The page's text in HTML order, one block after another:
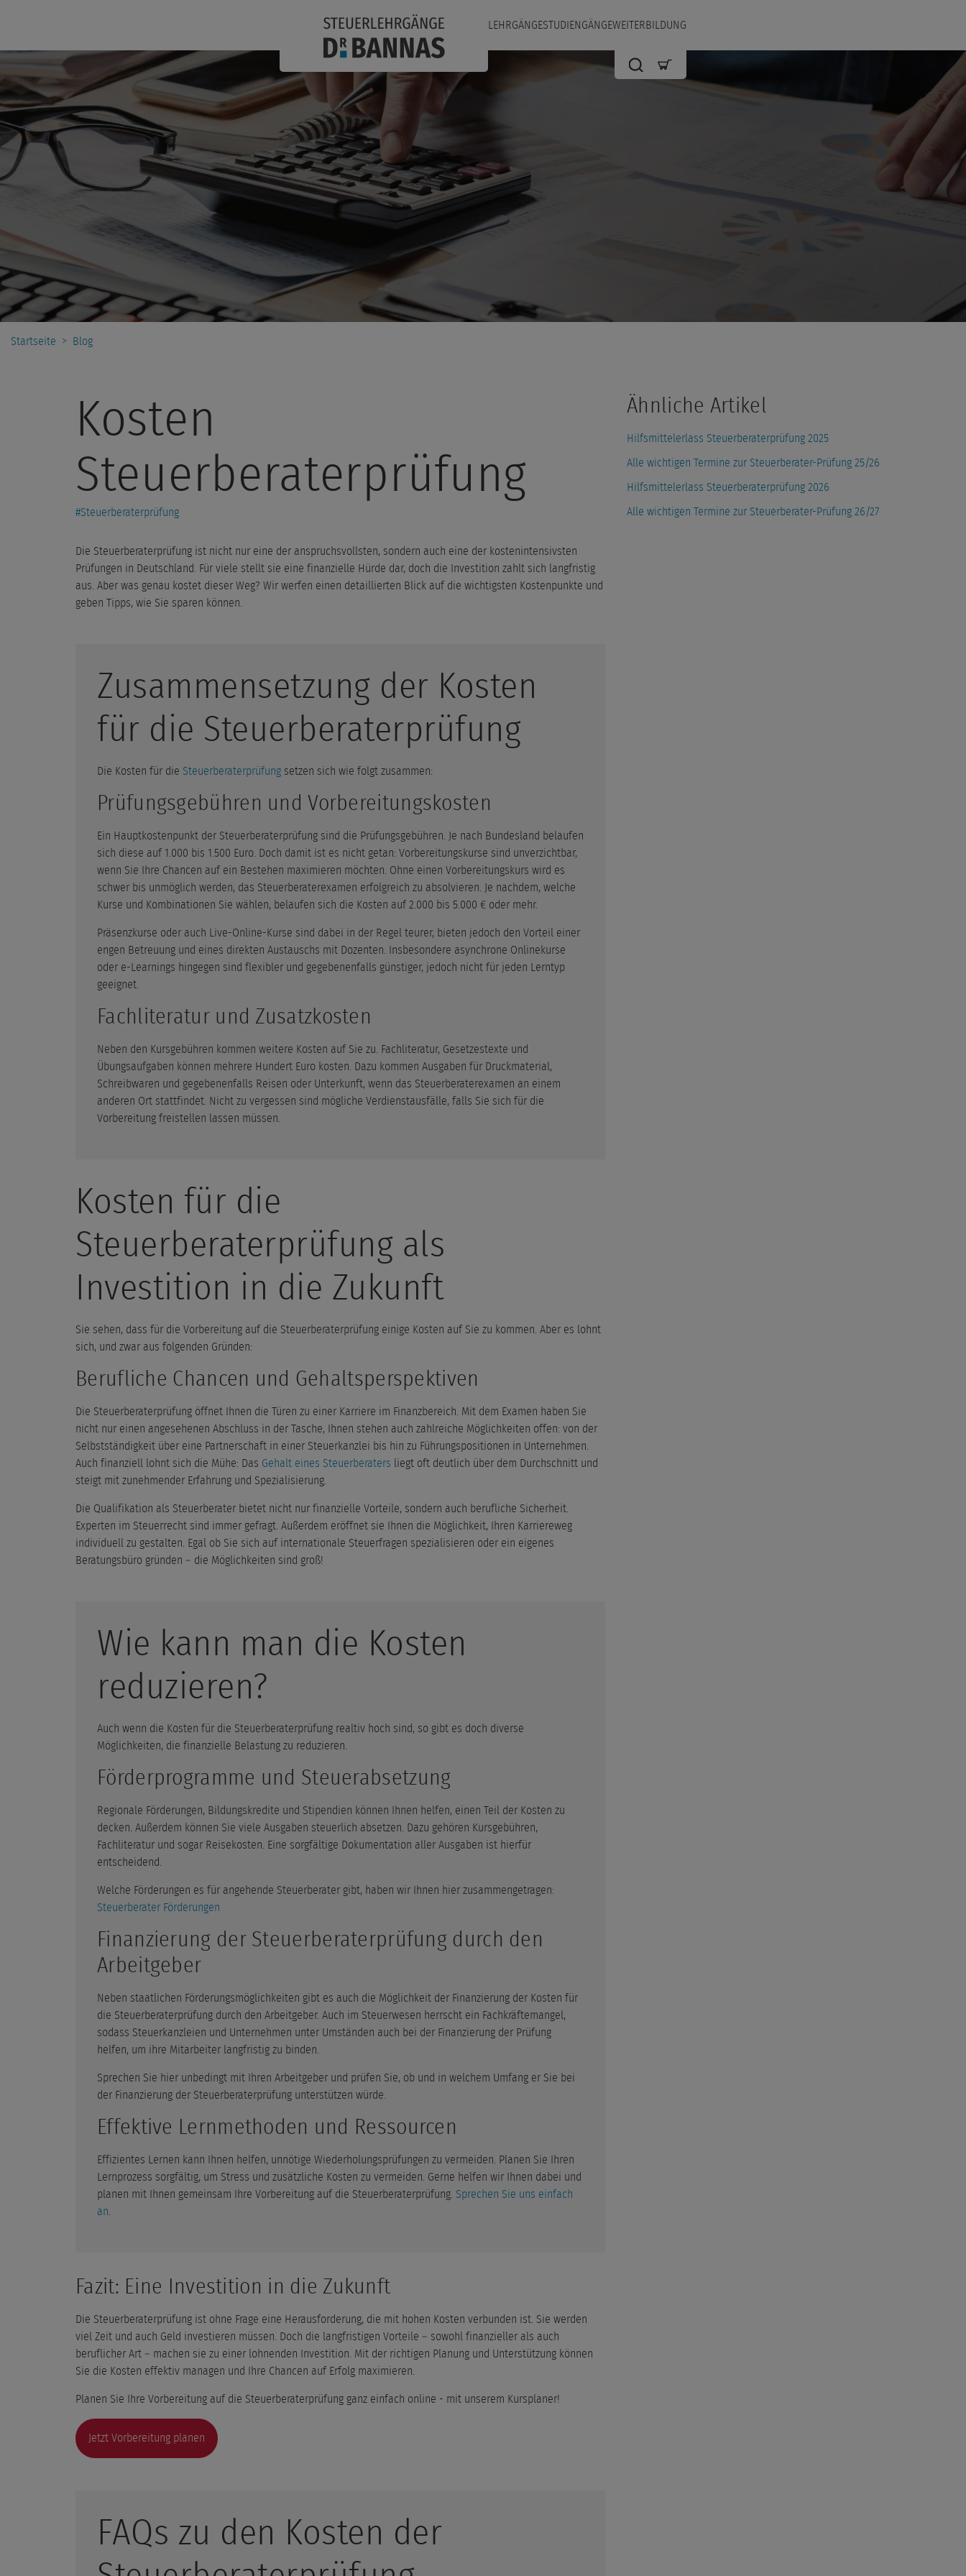
LEHRGÄNGESTUDIENGÄNGEWEITERBILDUNG
Startseite > Blog
Kosten
Steuerberaterprüfung
#Steuerberaterprüfung
Die Steuerberaterprüfung ist nicht nur eine der anspruchsvollsten, sondern auch eine der kostenintensivsten
Prüfungen in Deutschland. Für viele stellt sie eine finanzielle Hürde dar, doch die Investition zahlt sich langfristig
aus. Aber was genau kostet dieser Weg? Wir werfen einen detaillierten Blick auf die wichtigsten Kostenpunkte und
geben Tipps, wie Sie sparen können.
Zusammensetzung der Kosten
für die Steuerberaterprüfung
Die Kosten für die Steuerberaterprüfung setzen sich wie folgt zusammen:
Prüfungsgebühren und Vorbereitungskosten
Ein Hauptkostenpunkt der Steuerberaterprüfung sind die Prüfungsgebühren. Je nach Bundesland belaufen
sich diese auf 1.000 bis 1.500 Euro. Doch damit ist es nicht getan: Vorbereitungskurse sind unverzichtbar,
wenn Sie Ihre Chancen auf ein Bestehen maximieren möchten. Ohne einen Vorbereitungskurs wird es
schwer bis unmöglich werden, das Steuerberaterexamen erfolgreich zu absolvieren. Je nachdem, welche
Kurse und Kombinationen Sie wählen, belaufen sich die Kosten auf 2.000 bis 5.000 € oder mehr.
Präsenzkurse oder auch Live-Online-Kurse sind dabei in der Regel teurer, bieten jedoch den Vorteil einer
engen Betreuung und eines direkten Austauschs mit Dozenten. Insbesondere asynchrone Onlinekurse
oder e-Learnings hingegen sind flexibler und gegebenenfalls günstiger, jedoch nicht für jeden Lerntyp
geeignet.
Fachliteratur und Zusatzkosten
Neben den Kursgebühren kommen weitere Kosten auf Sie zu. Fachliteratur, Gesetzestexte und
Übungsaufgaben können mehrere Hundert Euro kosten. Dazu kommen Ausgaben für Druckmaterial,
Schreibwaren und gegebenenfalls Reisen oder Unterkunft, wenn das Steuerberaterexamen an einem
anderen Ort stattfindet. Nicht zu vergessen sind mögliche Verdienstausfälle, falls Sie sich für die
Vorbereitung freistellen lassen müssen.
Kosten für die
Steuerberaterprüfung als
Investition in die Zukunft
Sie sehen, dass für die Vorbereitung auf die Steuerberaterprüfung einige Kosten auf Sie zu kommen. Aber es lohnt
sich, und zwar aus folgenden Gründen:
Berufliche Chancen und Gehaltsperspektiven
Die Steuerberaterprüfung öffnet Ihnen die Türen zu einer Karriere im Finanzbereich. Mit dem Examen haben Sie
nicht nur einen angesehenen Abschluss in der Tasche, Ihnen stehen auch zahlreiche Möglichkeiten offen: von der
Selbstständigkeit über eine Partnerschaft in einer Steuerkanzlei bis hin zu Führungspositionen in Unternehmen.
Auch finanziell lohnt sich die Mühe: Das Gehalt eines Steuerberaters liegt oft deutlich über dem Durchschnitt und
steigt mit zunehmender Erfahrung und Spezialisierung.
Die Qualifikation als Steuerberater bietet nicht nur finanzielle Vorteile, sondern auch berufliche Sicherheit.
Experten im Steuerrecht sind immer gefragt. Außerdem eröffnet sie Ihnen die Möglichkeit, Ihren Karriereweg
individuell zu gestalten. Egal ob Sie sich auf internationale Steuerfragen spezialisieren oder ein eigenes
Beratungsbüro gründen – die Möglichkeiten sind groß!
Wie kann man die Kosten
reduzieren?
Auch wenn die Kosten für die Steuerberaterprüfung realtiv hoch sind, so gibt es doch diverse
Möglichkeiten, die finanzielle Belastung zu reduzieren.
Förderprogramme und Steuerabsetzung
Regionale Förderungen, Bildungskredite und Stipendien können Ihnen helfen, einen Teil der Kosten zu
decken. Außerdem können Sie viele Ausgaben steuerlich absetzen. Dazu gehören Kursgebühren,
Fachliteratur und sogar Reisekosten. Eine sorgfältige Dokumentation aller Ausgaben ist hierfür
entscheidend.
Welche Förderungen es für angehende Steuerberater gibt, haben wir Ihnen hier zusammengetragen:
Steuerberater Förderungen
Finanzierung der Steuerberaterprüfung durch den
Arbeitgeber
Neben staatlichen Förderungsmöglichkeiten gibt es auch die Möglichkeit der Finanzierung der Kosten für
die Steuerberaterprüfung durch den Arbeitgeber. Auch im Steuerwesen herrscht ein Fachkräftemangel,
sodass Steuerkanzleien und Unternehmen unter Umständen auch bei der Finanzierung der Prüfung
helfen, um ihre Mitarbeiter langfristig zu binden.
Sprechen Sie hier unbedingt mit Ihren Arbeitgeber und prüfen Sie, ob und in welchem Umfang er Sie bei
der Finanzierung der Steuerberaterprüfung unterstützen würde.
Effektive Lernmethoden und Ressourcen
Effizientes Lernen kann Ihnen helfen, unnötige Wiederholungsprüfungen zu vermeiden. Planen Sie Ihren
Lernprozess sorgfältig, um Stress und zusätzliche Kosten zu vermeiden. Gerne helfen wir Ihnen dabei und
planen mit Ihnen gemeinsam Ihre Vorbereitung auf die Steuerberaterprüfung. Sprechen Sie uns einfach
an
Fazit: Eine Investition in die Zukunft
Die Steuerberaterprüfung ist ohne Frage eine Herausforderung, die mit hohen Kosten verbunden ist. Sie werden
viel Zeit und auch Geld investieren müssen. Doch die langfristigen Vorteile – sowohl finanzieller als auch
beruflicher Art – machen sie zu einer lohnenden Investition. Mit der richtigen Planung und Unterstützung können
Sie die Kosten effektiv managen und Ihre Chancen auf Erfolg maximieren.
Planen Sie Ihre Vorbereitung auf die Steuerberaterprüfung ganz einfach online - mit unserem Kursplaner!
Jetzt Vorbereitung planen
FAQs zu den Kosten der
Ähnliche Artikel
Hilfsmittelerlass Steuerberaterprüfung 2025
Alle wichtigen Termine zur Steuerberater-Prüfung 25/26
Hilfsmittelerlass Steuerberaterprüfung 2026
Alle wichtigen Termine zur Steuerberater-Prüfung 26/27